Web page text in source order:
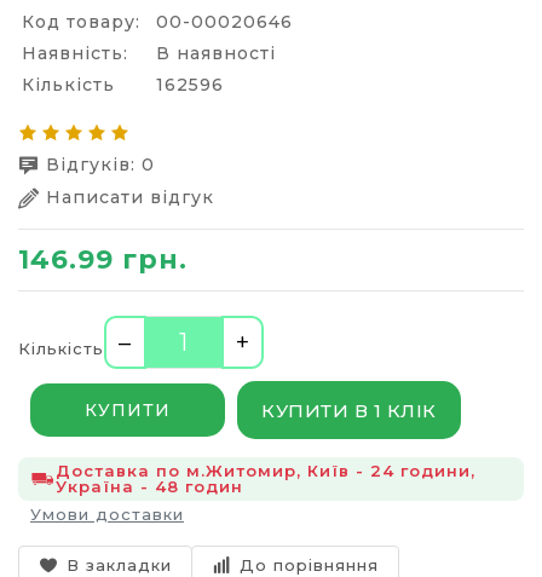
Код товару:
00-00020646
Наявність:
В наявності
Кількість
162596
Відгуків: 0
Написати відгук
146.99 грн.
Кількість – +
КУПИТИ КУПИТИ В 1 КЛІК
Доставка по м.Житомир, Київ - 24 години,
Україна - 48 годин
Умови доставки
В закладки До порівняння